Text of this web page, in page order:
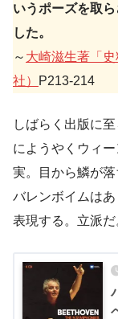
いうポーズを取
した。
～ 大崎滋生著「
社）
P213-214
しばらく出版に
にようやくウィ
実。目から鱗が落
バレンボイムは
表現する。立派だ